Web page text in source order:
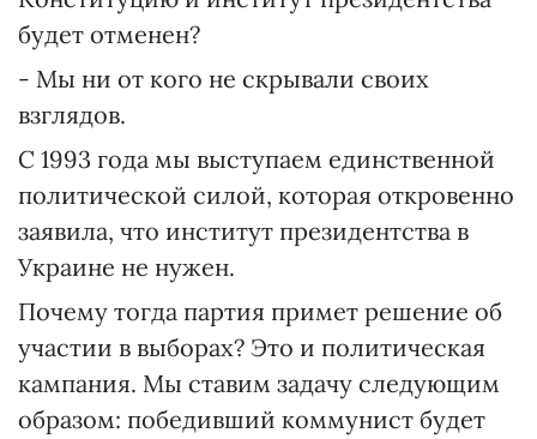
будет отменен?
- Мы ни от кого не скрывали своих
взглядов.
С 1993 года мы выступаем единственной
политической силой, которая откровенно
заявила, что институт президентства в
Украине не нужен.
Почему тогда партия примет решение об
участии в выборах? Это и политическая
кампания. Мы ставим задачу следующим
образом: победивший коммунист будет